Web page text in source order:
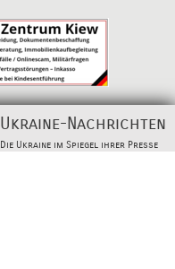
Ukraine-Nachrichten
Die Ukraine im Spiegel ihrer Presse